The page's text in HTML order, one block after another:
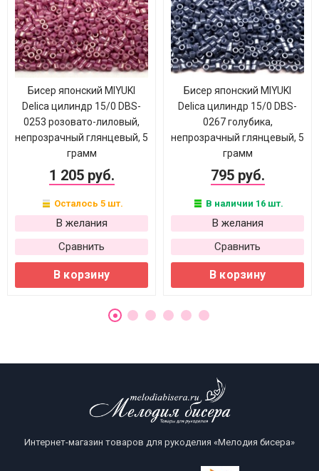
Бисер японский MIYUKI
Delica цилиндр 15/0 DBS-
0253 розовато-лиловый,
непрозрачный глянцевый, 5
грамм
1 205 руб.
Осталось 5 шт.
В желания
Сравнить
В корзину
Бисер японский MIYUKI
Delica цилиндр 15/0 DBS-
0267 голубика,
непрозрачный глянцевый, 5
грамм
795 руб.
В наличии 16 шт.
В желания
Сравнить
В корзину
Интернет-магазин товаров для рукоделия «Мелодия бисера»